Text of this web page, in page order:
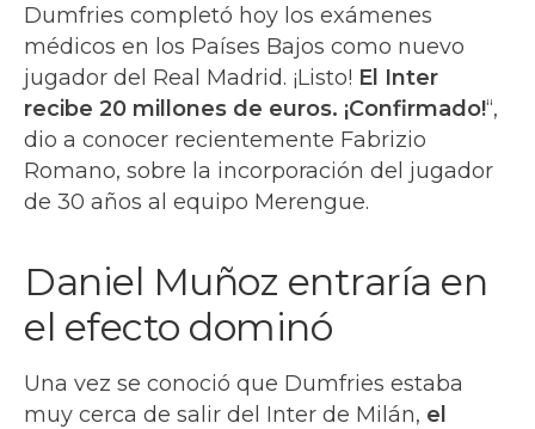
Dumfries completó hoy los exámenes
médicos en los Países Bajos como nuevo
jugador del Real Madrid. ¡Listo! El Inter
recibe 20 millones de euros. ¡Confirmado!“,
dio a conocer recientemente Fabrizio
Romano, sobre la incorporación del jugador
de 30 años al equipo Merengue.
Daniel Muñoz entraría en
el efecto dominó
Una vez se conoció que Dumfries estaba
muy cerca de salir del Inter de Milán, el